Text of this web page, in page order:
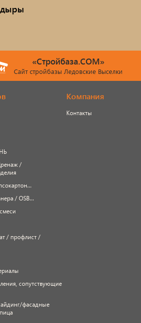
«Стройбаза.COM»
Сайт стройбазы Ледовские Выселки
/
/ OSB...
/ профлист /
сопутствующие
фасадные
Компания
Контакты